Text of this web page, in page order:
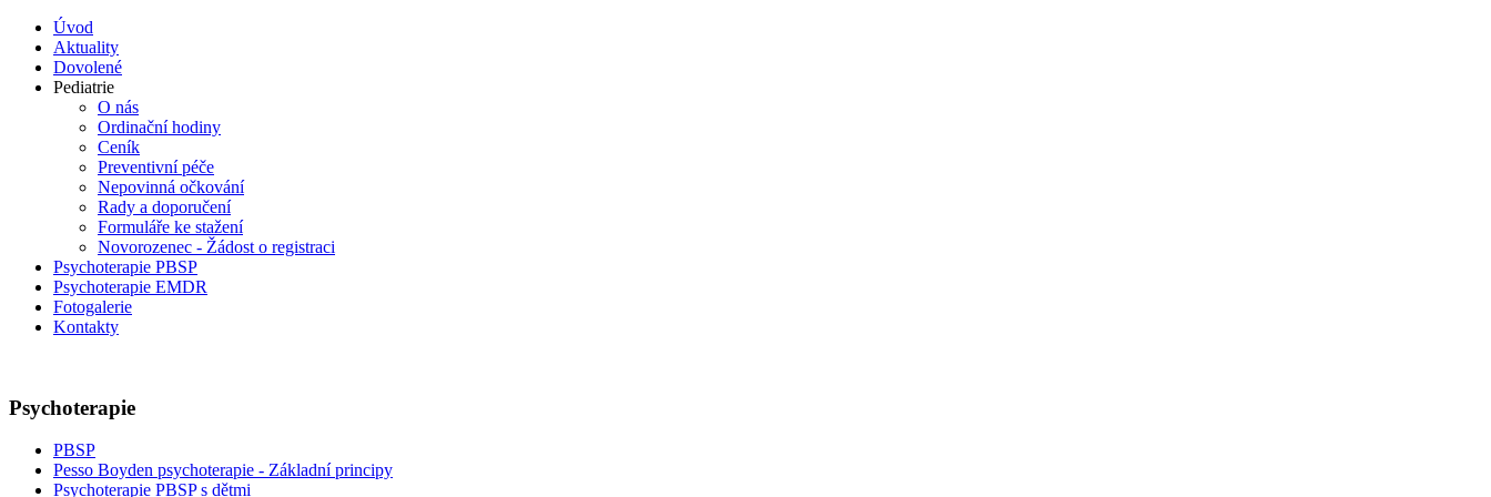
Úvod
Aktuality
Dovolené
Pediatrie
O nás
Ordinační hodiny
Ceník
Preventivní péče
Nepovinná očkování
Rady a doporučení
Formuláře ke stažení
Novorozenec - Žádost o registraci
Psychoterapie PBSP
Psychoterapie EMDR
Fotogalerie
Kontakty
Psychoterapie
PBSP
Pesso Boyden psychoterapie - Základní principy
Psychoterapie PBSP s dětmi